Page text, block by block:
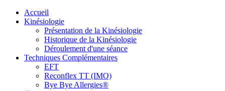
Accueil
Kinésiologie
Présentation de la Kinésiologie
Historique de la Kinésiologie
Déroulement d'une séance
Techniques Complémentaires
EFT
Reconflex TT (IMO)
Bye Bye Allergies®